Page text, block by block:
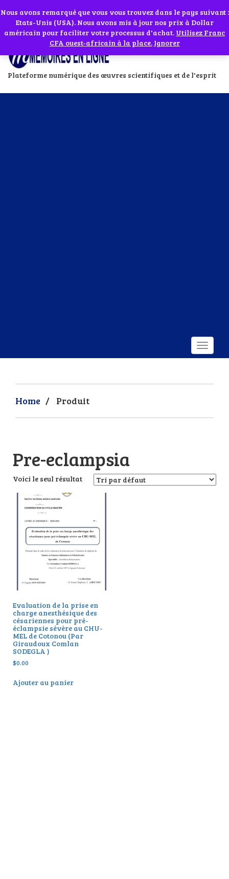
Abonnes toi à notre chaîne WhatsApp en cliquant sur l'icône en face
Plateforme numérique des œuvres scientifiques et de l'esprit
Home / Produit
Pre-eclampsia
Voici le seul résultat
Evaluation de la prise en
charge anesthésique des
césariennes pour pré-
éclampsie sévère au CHU-
MEL de Cotonou (Par
Giraudoux Comlan
SODEGLA )
$0.00
Ajouter au panier
Si vous avez besoin d'assistance Contactez-nous par WhatsApp au
+229 01 95 33 60 26Ignorer
Nous avons remarqué que vous vous trouvez dans le pays suivant :
Etats-Unis (USA). Nous avons mis à jour nos prix à Dollar
américain pour faciliter votre processus d'achat. Utilisez Franc
CFA ouest-africain à la place. Ignorer